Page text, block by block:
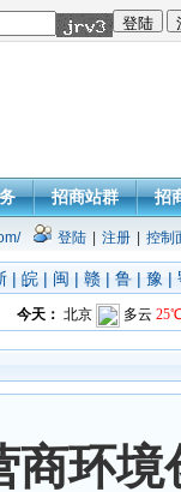
招商站群 招
登陆 注册 控制
| 皖 | 闽 | 赣 | 鲁 | 豫 |
商环境